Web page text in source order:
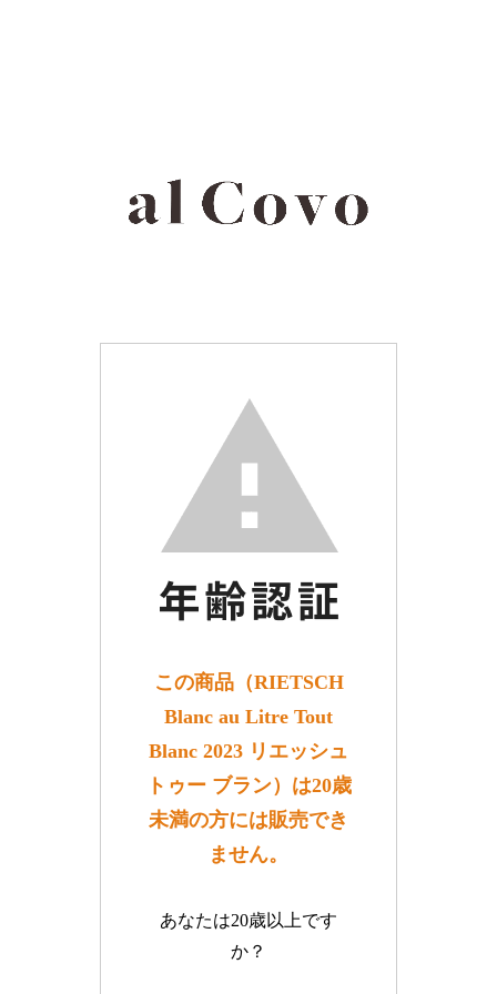
この商品（RIETSCH
Blanc au Litre Tout
Blanc 2023 リエッシュ
トゥー ブラン）は20歳
未満の方には販売でき
ません。
あなたは20歳以上です
か？